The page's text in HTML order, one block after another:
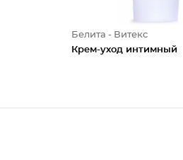
Белита - Витекс
Крем-уход интимный